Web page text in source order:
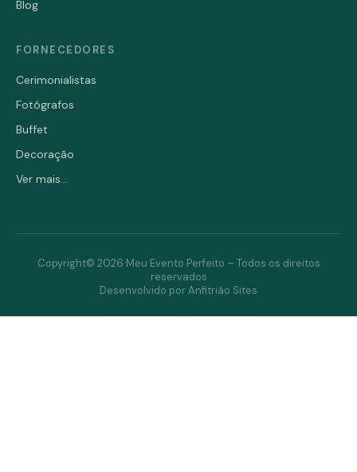
Blog
FORNECEDORES
Cerimonialistas
Fotógrafos
Buffet
Decoração
Ver mais...
Copyright© 2026 Meu Evento Perfeito – Todos os direitos
reservados
Desenvolvido por Anfitrião Sites